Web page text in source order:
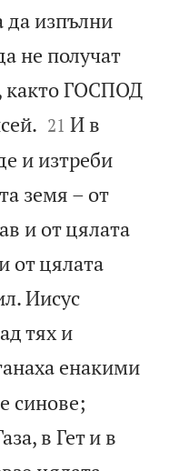
да изпълни
не получат
както ГОСПОД


21 И в
и изтреби
земя – от
и от цялата
от цялата
Иисус
тях и
енакими
синове;
в Гет и в